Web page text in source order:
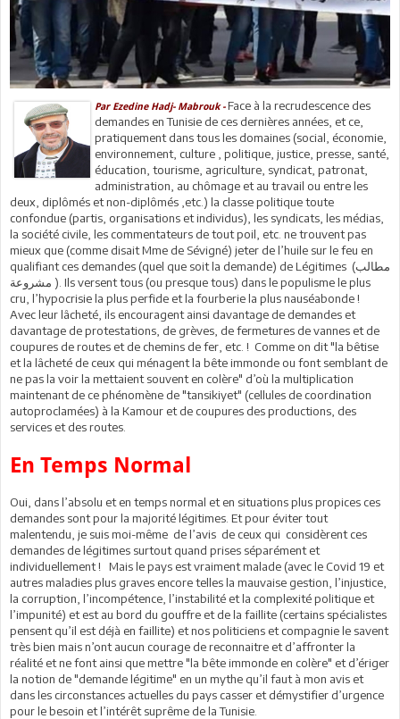
Par Ezedine Hadj- Mabrouk -Face à la recrudescence des
demandes en Tunisie de ces dernières années, et ce,
pratiquement dans tous les domaines (social, économie,
environnement, culture , politique, justice, presse, santé,
éducation, tourisme, agriculture, syndicat, patronat,
administration, au chômage et au travail ou entre les
deux, diplômés et non-diplômés ,etc.) la classe politique toute
confondue (partis, organisations et individus), les syndicats, les médias,
la société civile, les commentateurs de tout poil, etc. ne trouvent pas
mieux que (comme disait Mme de Sévigné) jeter de l’huile sur le feu en
qualifiant ces demandes (quel que soit la demande) de Légitimes (مطالب
مشروعة ). Ils versent tous (ou presque tous) dans le populisme le plus
cru, l’hypocrisie la plus perfide et la fourberie la plus nauséabonde !
Avec leur lâcheté, ils encouragent ainsi davantage de demandes et
davantage de protestations, de grèves, de fermetures de vannes et de
coupures de routes et de chemins de fer, etc. ! Comme on dit "la bêtise
et la lâcheté de ceux qui ménagent la bête immonde ou font semblant de
ne pas la voir la mettaient souvent en colère" d’où la multiplication
maintenant de ce phénomène de "tansikiyet" (cellules de coordination
autoproclamées) à la Kamour et de coupures des productions, des
services et des routes.
En Temps Normal
Oui, dans l’absolu et en temps normal et en situations plus propices ces
demandes sont pour la majorité légitimes. Et pour éviter tout
malentendu, je suis moi-même de l’avis de ceux qui considèrent ces
demandes de légitimes surtout quand prises séparément et
individuellement ! Mais le pays est vraiment malade (avec le Covid 19 et
autres maladies plus graves encore telles la mauvaise gestion, l’injustice,
la corruption, l’incompétence, l’instabilité et la complexité politique et
l’impunité) et est au bord du gouffre et de la faillite (certains spécialistes
pensent qu’il est déjà en faillite) et nos politiciens et compagnie le savent
très bien mais n’ont aucun courage de reconnaitre et d’affronter la
réalité et ne font ainsi que mettre "la bête immonde en colère" et d’ériger
la notion de "demande légitime" en un mythe qu’il faut à mon avis et
dans les circonstances actuelles du pays casser et démystifier d’urgence
pour le besoin et l’intérêt suprême de la Tunisie.